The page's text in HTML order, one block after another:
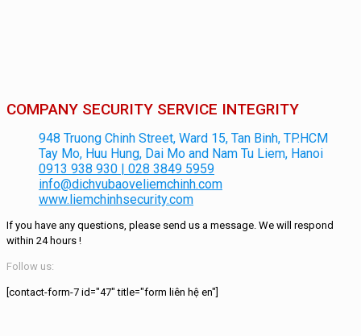
COMPANY SECURITY SERVICE INTEGRITY
948 Truong Chinh Street, Ward 15, Tan Binh, TP.HCM
Tay Mo, Huu Hung, Dai Mo and Nam Tu Liem, Hanoi
0913 938 930 | 028 3849 5959
info@dichvubaoveliemchinh.com
www.liemchinhsecurity.com
If you have any questions, please send us a message. We will respond
within 24 hours !
Follow us:
[contact-form-7 id="47" title="form liên hệ en"]